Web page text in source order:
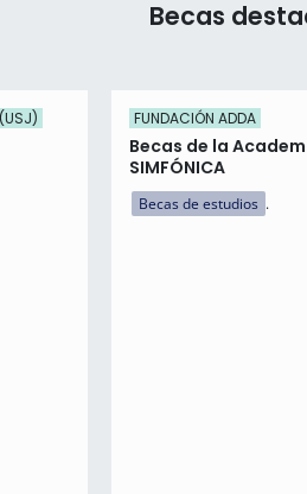
Becas
FUNDACIÓN ADDA
Becas de la
SIMFÓNICA
Becas de estudios